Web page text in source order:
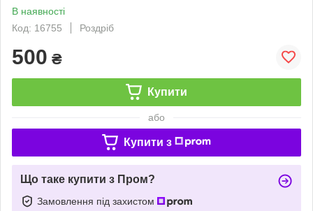
В наявності
Код: 16755
Роздріб
500 ₴
Купити
або
Купити з
Що таке купити з Пром?
Замовлення під захистом